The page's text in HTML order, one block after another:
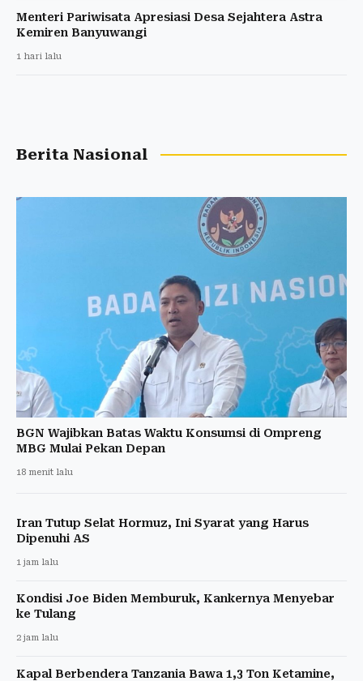
Menteri Pariwisata Apresiasi Desa Sejahtera Astra
Kemiren Banyuwangi
1 hari lalu
Berita Nasional
BGN Wajibkan Batas Waktu Konsumsi di Ompreng
MBG Mulai Pekan Depan
18 menit lalu
Iran Tutup Selat Hormuz, Ini Syarat yang Harus
Dipenuhi AS
1 jam lalu
Kondisi Joe Biden Memburuk, Kankernya Menyebar
ke Tulang
2 jam lalu
Kapal Berbendera Tanzania Bawa 1,3 Ton Ketamine,